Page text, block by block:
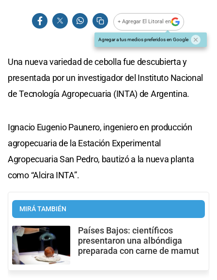
+ Agregar El Litoral en
Agregar a tus medios preferidos en Google
Una nueva variedad de cebolla fue descubierta y
presentada por un investigador del Instituto Nacional
de Tecnología Agropecuaria (INTA) de Argentina.
Ignacio Eugenio Paunero, ingeniero en producción
agropecuaria de la Estación Experimental
Agropecuaria San Pedro, bautizó a la nueva planta
como “Alcira INTA”.
MIRÁ TAMBIÉN
Países Bajos: científicos
presentaron una albóndiga
preparada con carne de mamut